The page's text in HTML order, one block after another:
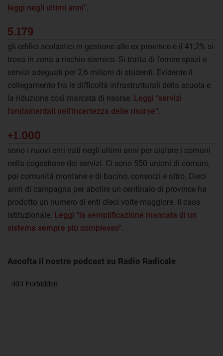
leggi negli ultimi anni”.
5.179
gli edifici scolastici in gestione alle ex province e il 41,2% si
trova in zona a rischio sismico. Si tratta di fornire spazi e
servizi adeguati per 2,6 milioni di studenti. Evidente il
collegamento fra le difficoltà infrastrutturali della scuola e
la riduzione così marcata di risorse. Leggi “servizi
fondamentali nell’incertezza delle risorse”.
+1.000
sono i nuovi enti nati negli ultimi anni per aiutare i comuni
nella cogestione dei servizi. Ci sono 550 unioni di comuni,
poi comunità montane e di bacino, consorzi e altro. Dieci
anni di campagna per abolire un centinaio di province ha
prodotto un numero di enti dieci volte maggiore. Il caos
istituzionale. Leggi “la semplificazione mancata di un
sistema sempre più complesso”.
Ascolta il nostro podcast su Radio Radicale